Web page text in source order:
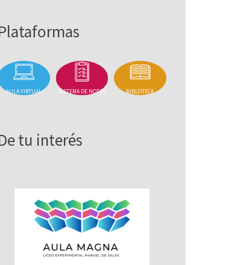
AULA VIRTUAL SISTEMA DE NOTAS BIBLOTECA
tu interés